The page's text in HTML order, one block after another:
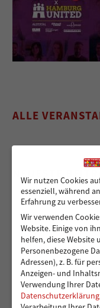
ALLE
Ein sicherer Ort
Verantwortung
Kindergruppen
Toben und
Wir nutzen Cookies
essenziell, während
Erfahrung zu
Wir verwenden
Website. Einige von
helfen, diese Website
Personenbezogene
Adressen), z. B. für
Anzeigen- und
Verwendung Ihrer
Datenschutzerklärung